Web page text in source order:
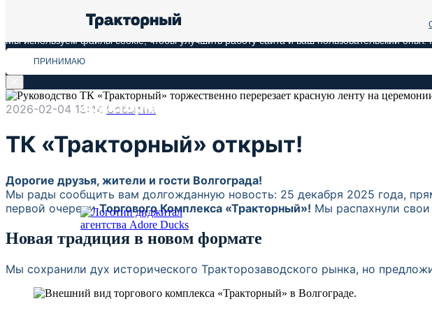
Мы используем файлы cookie, чтобы улучшить работу сайта и ваш пользовательский
ПРИНИМАЮ
2026-02-04 13:44 События
ТК «Тракторный» открыт!
Дорогие друзья, жители и гости Волгограда!
Мы рады сообщить вам долгожданную новость: 25 декабря 2025 года,
первой очередиТоргового Комплекса «Тракторный»! Мы распахнули
Новая традиция в новом формате
Мы сохранили дух исторического Тракторозаводского рынка, но